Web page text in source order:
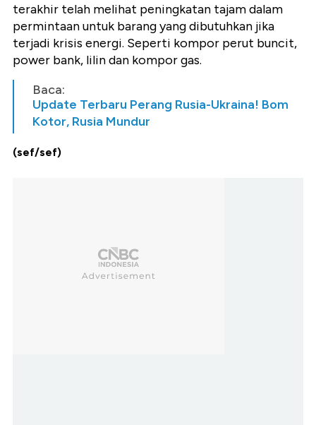
terakhir telah melihat peningkatan tajam dalam
permintaan untuk barang yang dibutuhkan jika
terjadi krisis energi. Seperti kompor perut buncit,
power bank, lilin dan kompor gas.
Baca:
Update Terbaru Perang Rusia-Ukraina! Bom
Kotor, Rusia Mundur
(sef/sef)